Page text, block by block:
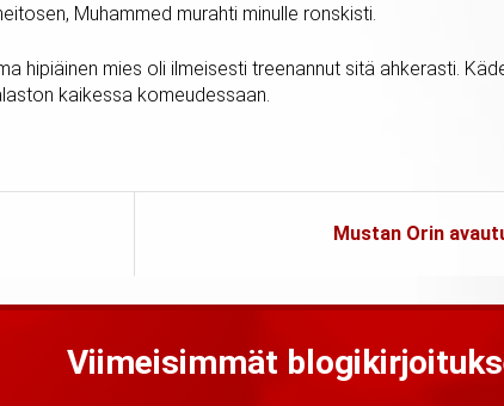
Muhammed murahti minulle ronskisti.
hipiäinen mies oli ilmeisesti treenannut sitä ahkerasti.
kaikessa komeudessaan.
Mustan Orin
Viimeisimmät